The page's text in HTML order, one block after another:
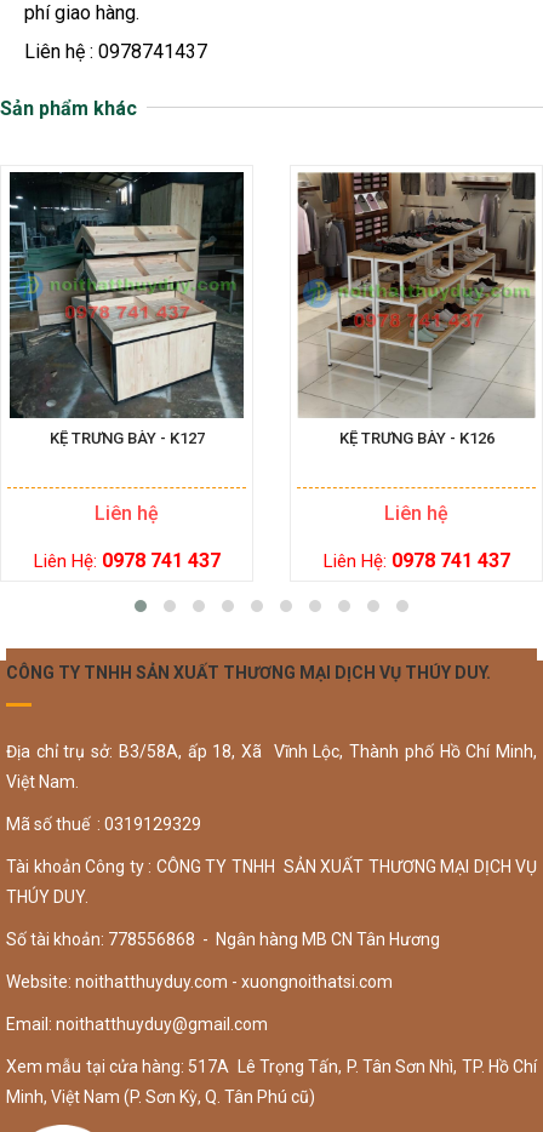
phí giao hàng.
Liên hệ : 0978741437
Sản phẩm khác
KỆ TRƯNG BÀY - K127
Liên hệ
Liên Hệ: 0978 741 437
KỆ TRƯNG BÀY - K126
Liên hệ
Liên Hệ: 0978 741 437
CÔNG TY TNHH SẢN XUẤT THƯƠNG MẠI DỊCH VỤ THÚY DUY.
Địa chỉ trụ sở: B3/58A, ấp 18, Xã Vĩnh Lộc, Thành phố Hồ Chí Minh,
Việt Nam.
Mã số thuế : 0319129329
Tài khoản Công ty : CÔNG TY TNHH SẢN XUẤT THƯƠNG MẠI DỊCH VỤ
THÚY DUY.
Số tài khoản: 778556868 - Ngân hàng MB CN Tân Hương
Website: noithatthuyduy.com - xuongnoithatsi.com
Email: noithatthuyduy@gmail.com
Xem mẫu tại cửa hàng: 517A Lê Trọng Tấn, P. Tân Sơn Nhì, TP. Hồ Chí
Minh, Việt Nam (P. Sơn Kỳ, Q. Tân Phú cũ)